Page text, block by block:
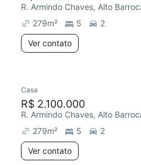
R. Armindo Chaves, Alto
279m² 5
2
Ver contato
Casa
R$ 2.100.000
R. Armindo Chaves, Alto
279m² 5
2
Ver contato